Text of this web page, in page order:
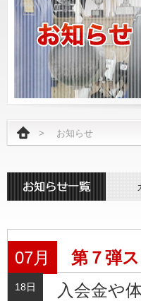
> お知らせ
07月 第７弾
18日
入会金や